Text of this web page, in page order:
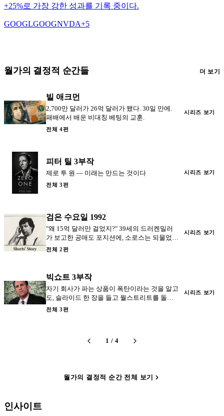
+25%로 가장 강한 성과를 기록 중이다.
GOOGLGOOGNVDA+5
월가의 결정적 순간들 더 보기
빌 애크먼
2,700만 달러가 26억 달러가 됐다. 30일 만에.
패배에서 배운 비대칭 베팅의 교훈.
전체 4편
시리즈 보기
피터 틸 3부작
제로 투 원 — 미래는 만드는 것이다
전체 3편
시리즈 보기
검은 수요일 1992
"왜 15억 달러만 걸었지?" 39세의 드러켄밀러
가 보고한 공매도 포지션에, 소로스는 되물었
다. 인생 최대의 베팅을 결정하기 직전 72시간
전체 2편
시리즈 보기
빅쇼트 3부작
자기 회사가 파는 상품이 폭탄이라는 것을 알고
도, 슬라이드 한 장을 들고 월스트리트를 돌아
다닌 남자. 그렉 리프먼 — 빅쇼트의 세일즈맨.
전체 3편
시리즈 보기
1 / 4
월가의 결정적 순간 전체 보기
인사이트